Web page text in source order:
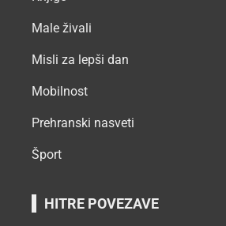
Male živali
Misli za lepši dan
Mobilnost
Prehranski nasveti
Šport
HITRE POVEZAVE